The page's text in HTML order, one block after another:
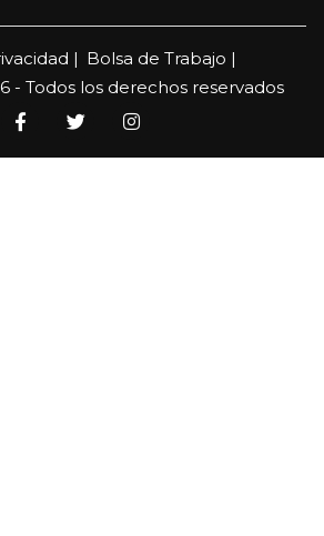
| Bolsa de Trabajo |
- Todos los derechos reservados